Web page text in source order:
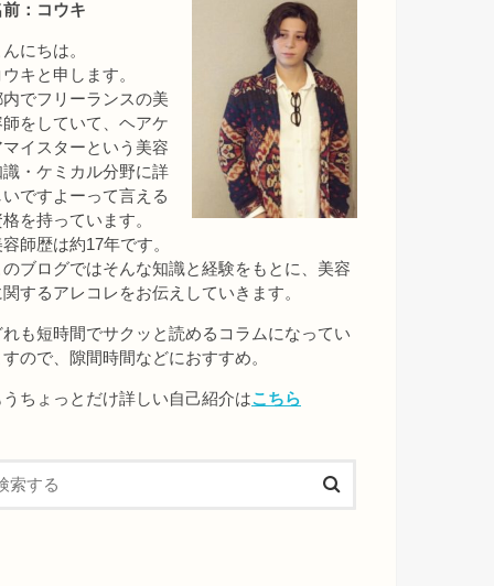
前：コウキ
んにちは。
ウキと申します。
内でフリーランスの美
師をしていて、ヘアケ
マイスターという美容
識・ケミカル分野に詳
いですよーって言える
格を持っています。
容師歴は約17年です。
のブログではそんな知識と経験をもとに、美容
関するアレコレをお伝えしていきます。
れも短時間でサクッと読めるコラムになってい
すので、隙間時間などにおすすめ。
うちょっとだけ詳しい自己紹介はこちら